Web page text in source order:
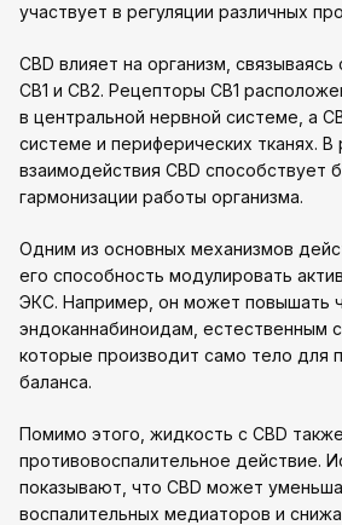
участвует в регуляции различных
CBD влияет на организм,
CB1 и CB2. Рецепторы CB1
в центральной нервной системе, а
системе и периферических тканях. В
взаимодействия CBD способствует
гармонизации работы организма.
Одним из основных механизмов
его способность модулировать
ЭКС. Например, он может повышать
эндоканнабиноидам, естественным
которые производит само тело для
баланса.
Помимо этого, жидкость с CBD
противовоспалительное действие.
показывают, что CBD может
воспалительных медиаторов и